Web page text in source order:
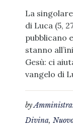
La
di Luca (5,
pubblicano
stanno
Gesù: ci
vangelo di
by
Divina,